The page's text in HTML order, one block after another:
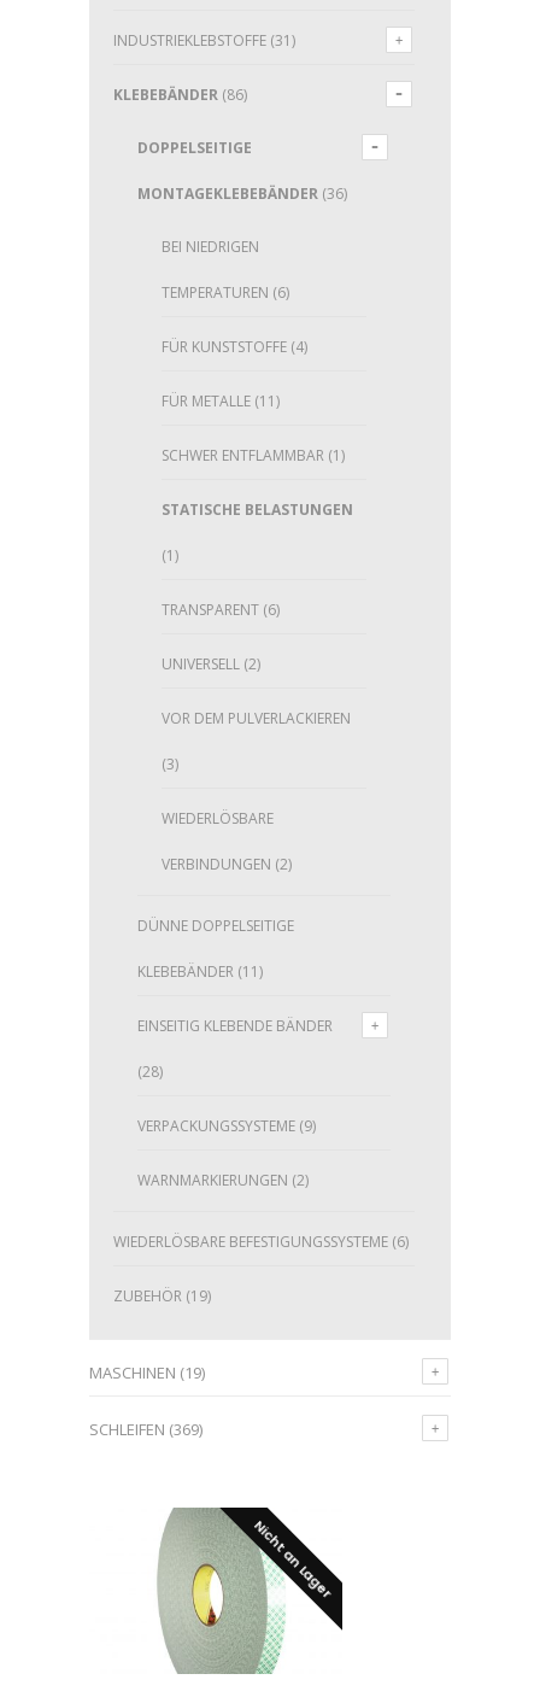
INDUSTRIEKLEBSTOFFE (31)
KLEBEBÄNDER (86)
DOPPELSEITIGE
MONTAGEKLEBEBÄNDER (36)
BEI NIEDRIGEN
TEMPERATUREN (6)
FÜR KUNSTSTOFFE (4)
FÜR METALLE (11)
SCHWER ENTFLAMMBAR (1)
STATISCHE BELASTUNGEN
(1)
TRANSPARENT (6)
UNIVERSELL (2)
VOR DEM PULVERLACKIEREN
(3)
WIEDERLÖSBARE
VERBINDUNGEN (2)
DÜNNE DOPPELSEITIGE
KLEBEBÄNDER (11)
EINSEITIG KLEBENDE BÄNDER
(28)
VERPACKUNGSSYSTEME (9)
WARNMARKIERUNGEN (2)
WIEDERLÖSBARE BEFESTIGUNGSSYSTEME (6)
ZUBEHÖR (19)
MASCHINEN (19)
SCHLEIFEN (369)
Nicht an Lager